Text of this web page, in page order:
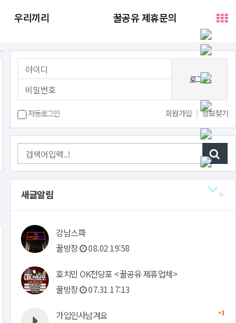
우리끼리 꿀공유 제휴문의
로그인
자동로그인 회원가입 | 정보찾기
+
새글알림
강남스파
꿀방장 08.02 19:58
호치민 OK전당포 <꿀공유 제휴업체>
꿀방장 07.31 17:13
+1
가입인사남겨요